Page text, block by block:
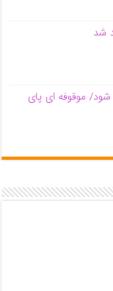
شد
موقوفه ای پای